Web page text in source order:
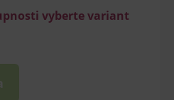
vyberte variant